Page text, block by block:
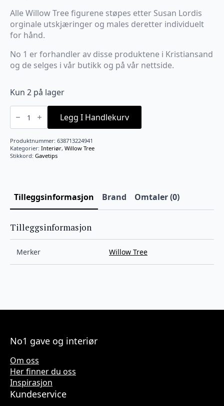
Alle Willow Tree figurene støpes etter Susan Lordis
orginale utskjæringer og males deretter individuelt
for hånd.
No 1 er forhandler av disse produktene i Kristiansand
og de selges i vår butikk og på vår nettside.
Kun 2 på lager
Soar
antall Legg I Handlekurv
Produktnummer: 638713224941
Kategorier: Interiør, Willow Tree
Stikkord: Gavetips
Tilleggsinformasjon Brand Omtaler (0)
Tilleggsinformasjon
Merker Willow Tree
No1 gave og interiør
Om oss
Her finner du oss
Inspirasjon
Kundeservice